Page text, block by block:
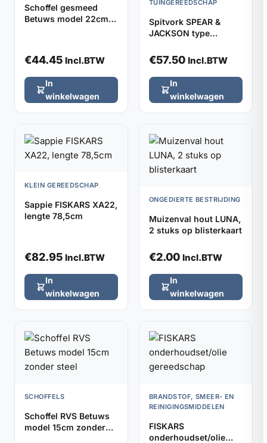
Schoffel gesmeed
Betuws model 22cm
€44.45 Incl.BTW
In
winkelwagen
TUINGEREEDSCHAP
Spitvork SPEAR &
JACKSON type
totale lengte 105cm
€57.50 Incl.BTW
In
winkelwagen
KLEIN GEREEDSCHAP
Sappie FISKARS XA22,
lengte 78,5cm
€82.95 Incl.BTW
In
winkelwagen
ONGEDIERTE BESTRIJDING
Muizenval hout LUNA,
2 stuks op blisterkaart
€2.00 Incl.BTW
In
winkelwagen
SCHOFFELS
Schoffel RVS Betuws
model 15cm zonder
BRANDSTOF, SMEER- EN
REINIGINGSMIDDELEN
FISKARS
onderhoudset/olie